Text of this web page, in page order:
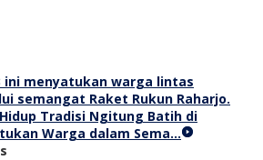
Tradisi Ngitung Batih di
Warga dalam Sema…